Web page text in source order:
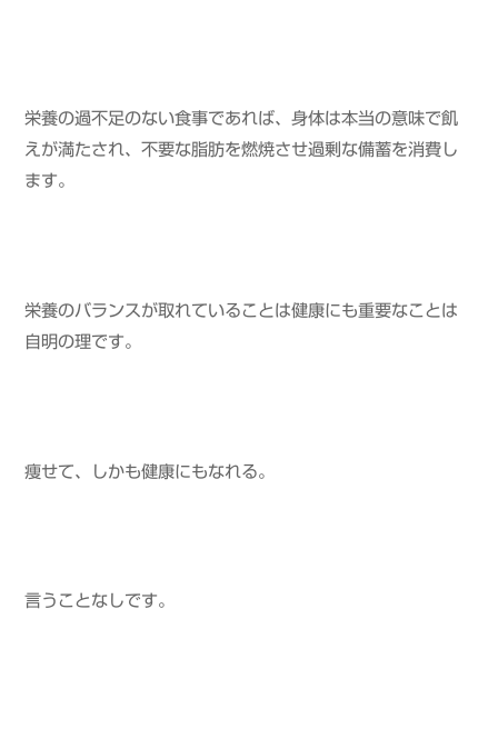
栄養の過不足のない食事であれば、身体は本当の意味で飢
えが満たされ、不要な脂肪を燃焼させ過剰な備蓄を消費し
ます。
栄養のバランスが取れていることは健康にも重要なことは
自明の理です。
痩せて、しかも健康にもなれる。
言うことなしです。